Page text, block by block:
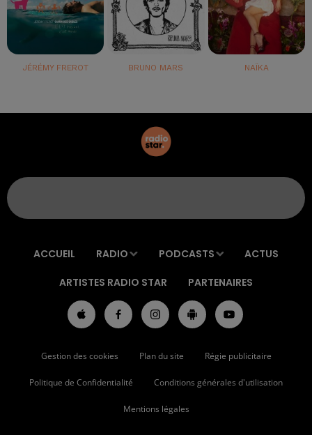
JÉRÉMY FREROT BRUNO MARS NAÏKA
ACCUEIL RADIO PODCASTS ACTUS
ARTISTES RADIO STAR PARTENAIRES
Gestion des cookies Plan du site Régie publicitaire
Politique de Confidentialité Conditions générales d'utilisation
Mentions légales